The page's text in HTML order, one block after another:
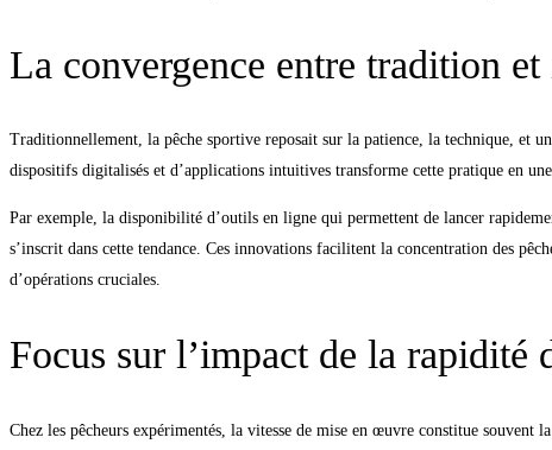
de
Bass
O
Fish
La convergence entre tradition
Traditionnellement, la pêche sportive reposait sur la patience, la technique, et
dispositifs digitalisés et d’applications intuitives transforme cette pratique en
Par exemple, la disponibilité d’outils en ligne qui permettent de lancer
s’inscrit dans cette tendance. Ces innovations facilitent la concentration des
d’opérations cruciales.
Focus sur l’impact de la rapidité
Chez les pêcheurs expérimentés, la vitesse de mise en œuvre constitue souvent